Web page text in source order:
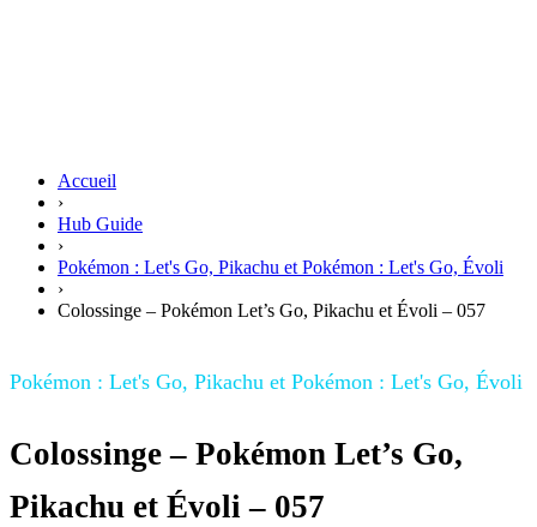
Accueil
›
Hub Guide
›
Pokémon : Let's Go, Pikachu et Pokémon : Let's Go, Évoli
›
Colossinge – Pokémon Let’s Go, Pikachu et Évoli – 057
Pokémon : Let's Go, Pikachu et Pokémon : Let's Go, Évoli
Colossinge – Pokémon Let’s Go,
Pikachu et Évoli – 057